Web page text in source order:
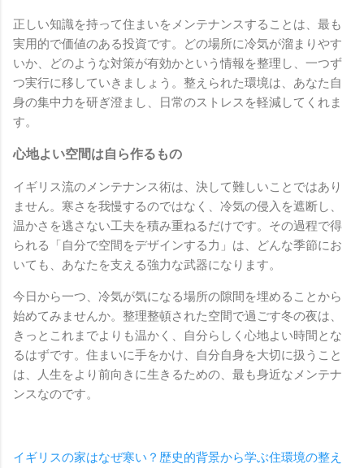
正しい知識を持って住まいをメンテナンスすることは、最も
実用的で価値のある投資です。どの場所に冷気が溜まりやす
いか、どのような対策が有効かという情報を整理し、一つず
つ実行に移していきましょう。整えられた環境は、あなた自
身の集中力を研ぎ澄まし、日常のストレスを軽減してくれま
す。
心地よい空間は自ら作るもの
イギリス流のメンテナンス術は、決して難しいことではあり
ません。寒さを我慢するのではなく、冷気の侵入を遮断し、
温かさを逃さない工夫を積み重ねるだけです。その過程で得
られる「自分で空間をデザインする力」は、どんな季節にお
いても、あなたを支える強力な武器になります。
今日から一つ、冷気が気になる場所の隙間を埋めることから
始めてみませんか。整理整頓された空間で過ごす冬の夜は、
きっとこれまでよりも温かく、自分らしく心地よい時間とな
るはずです。住まいに手をかけ、自分自身を大切に扱うこと
は、人生をより前向きに生きるための、最も身近なメンテナ
ンスなのです。
イギリスの家はなぜ寒い？歴史的背景から学ぶ住環境の整え